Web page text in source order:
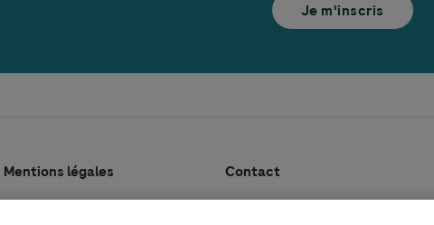
Je m'inscris
Mentions légales
Contact